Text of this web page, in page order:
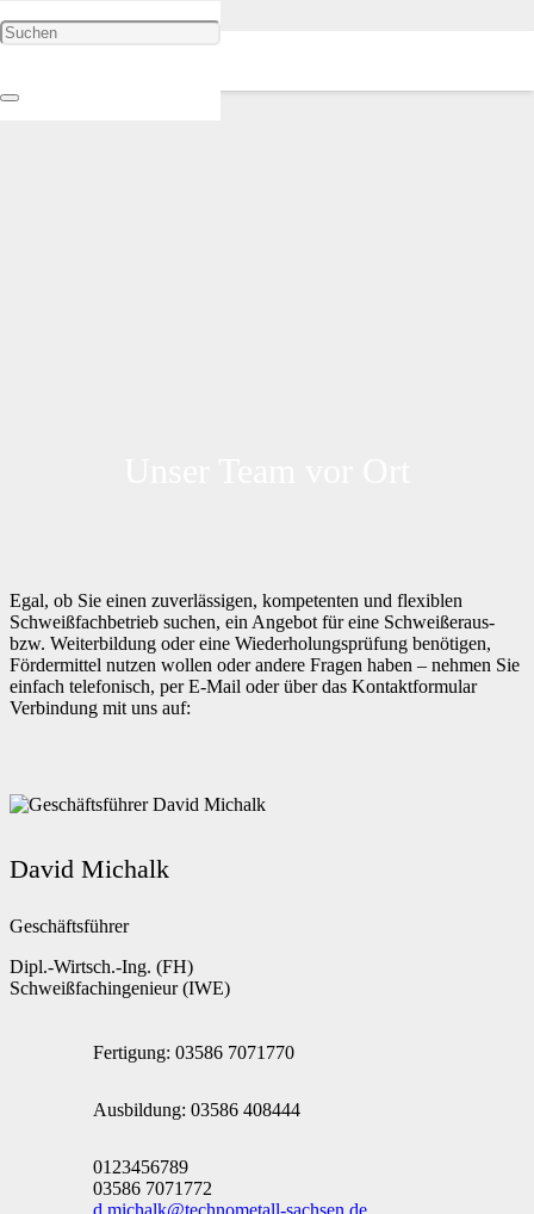
Egal, ob Sie einen zuverlässigen, kompetenten und flexiblen
Schweißfachbetrieb suchen, ein Angebot für eine Schweißeraus-
bzw. Weiterbildung oder eine Wiederholungsprüfung benötigen,
Fördermittel nutzen wollen oder andere Fragen haben – nehmen Sie
einfach telefonisch, per E-Mail oder über das Kontaktformular
Verbindung mit uns auf:
David Michalk
Geschäftsführer
Dipl.-Wirtsch.-Ing. (FH)
Schweißfachingenieur (IWE)
Fertigung: 03586 7071770
Ausbildung: 03586 408444
0123456789
03586 7071772
d.michalk@technometall-sachsen.de